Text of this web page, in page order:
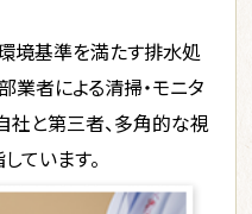
境基準を満たす排水処
業者による清掃・モニタ
社と第三者、多角的な視
ています。